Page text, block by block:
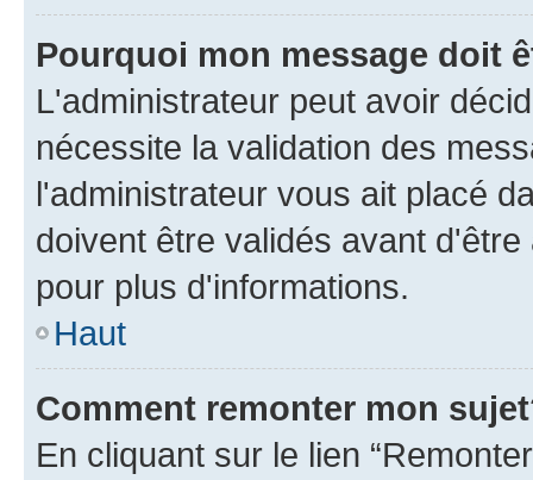
Pourquoi mon message doit
L'administrateur peut avoir
nécessite la validation des
l'administrateur vous ait placé
doivent être validés avant
pour plus d'informations.
Haut
Comment remonter mon
En cliquant sur le lien